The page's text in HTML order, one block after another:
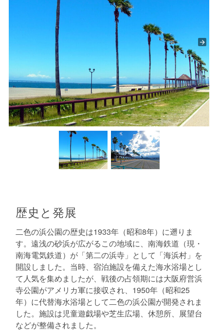
歴史と発展
二色の浜公園の歴史は1933年（昭和8年）に遡りま
す。遠浅の砂浜が広がるこの地域に、南海鉄道（現・
南海電気鉄道）が「第二の浜寺」として「海浜村」を
開設しました。当時、宿泊施設を備えた海水浴場とし
て人気を集めましたが、戦後の占領期には大阪府営浜
寺公園がアメリカ軍に接収され、1950年（昭和25
年）に代替海水浴場として二色の浜公園が開発されま
した。施設は児童遊戯場や芝生広場、休憩所、展望台
などが整備されました。